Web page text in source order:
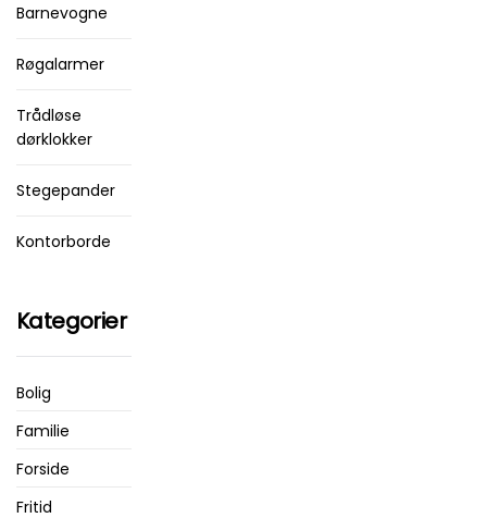
Barnevogne
Røgalarmer
Trådløse
dørklokker
Stegepander
Kontorborde
Kategorier
Bolig
Familie
Forside
Fritid